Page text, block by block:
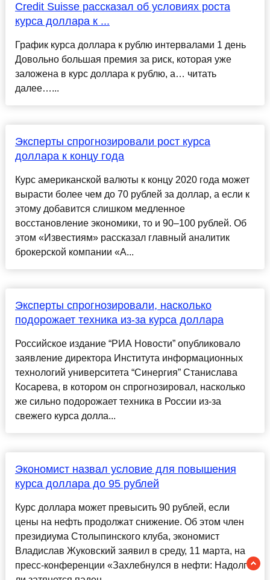
Credit Suisse рассказал об условиях роста
курса доллара к ...
График курса доллара к рублю интервалами 1 день
Довольно большая премия за риск, которая уже
заложена в курс доллара к рублю, а… читать
далее…...
Эксперты спрогнозировали рост курса
доллара к концу года
Курс американской валюты к концу 2020 года может
вырасти более чем до 70 рублей за доллар, а если к
этому добавится слишком медленное
восстановление экономики, то и 90–100 рублей. Об
этом «Известиям» рассказал главный аналитик
брокерской компании «А...
Эксперты спрогнозировали, насколько
подорожает техника из-за курса доллара
Российское издание “РИА Новости” опубликовало
заявление директора Института информационных
технологий университета “Синергия” Станислава
Косарева, в котором он спрогнозировал, насколько
же сильно подорожает техника в России из-за
свежего курса долла...
Экономист назвал условие для повышения
курса доллара до 95 рублей
Курс доллара может превысить 90 рублей, если
цены на нефть продолжат снижение. Об этом член
президиума Столыпинского клуба, экономист
Владислав Жуковский заявил в среду, 11 марта, на
пресс-конференции «Захлебнулся в нефти: Надолго